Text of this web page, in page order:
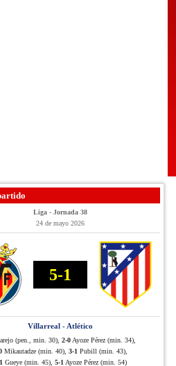
Liga - Jornada 38
24 de mayo 2026
5-1
Villarreal - Atlético
(pen., min. 30), 2-0 Ayoze Pérez (min. 34),
Mikautadze (min. 40), 3-1 Pubill (min. 43),
Gueye (min. 45), 5-1 Ayoze Pérez (min. 54)